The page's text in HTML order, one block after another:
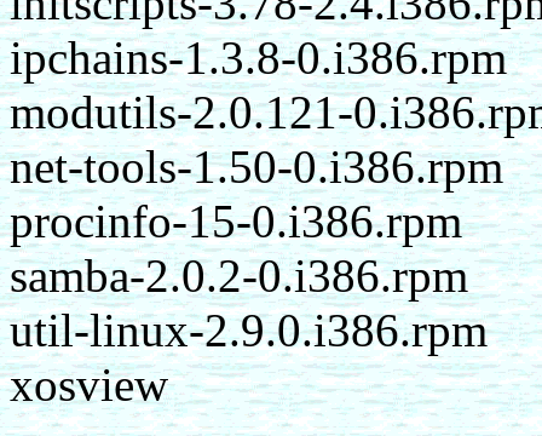
ipchains-1.3.8-0.i386.rpm
modutils-2.0.121-
net-tools-1.50-0.i386.rpm
procinfo-15-0.i386.rpm
samba-2.0.2-0.i386.rpm
util-linux-2.9.0.i386.rpm
xosview